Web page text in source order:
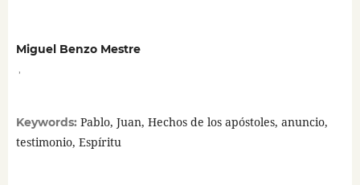
Miguel Benzo Mestre
Keywords: Pablo, Juan, Hechos de los apóstoles, anuncio,
testimonio, Espíritu